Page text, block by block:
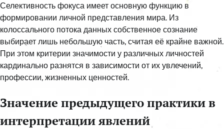
Селективность фокуса имеет основную функцию в
формировании личной представления мира. Из
колоссального потока данных собственное сознание
выбирает лишь небольшую часть, считая её крайне важной.
При этом критерии значимости у различных личностей
кардинально разнятся в зависимости от их увлечений,
профессии, жизненных ценностей.
Значение предыдущего практики в
интерпретации явлений